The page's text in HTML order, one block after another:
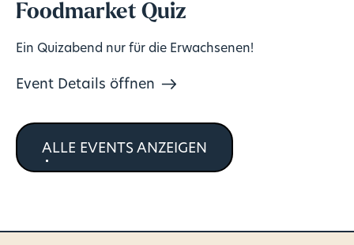
Foodmarket Quiz
Ein Quizabend nur für die Erwachsenen!
Event Details öffnen
ALLE EVENTS ANZEIGEN